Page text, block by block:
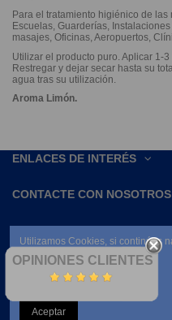
Para el tratamiento higiénico de
Escuelas, Guarderías,
masajes, Oficinas, Aeropuertos,
Utilizar el producto puro. Aplicar 1-
Restregar y dejar secar hasta su
agua tras su utilización.
Aroma Limón.
ENLACES DE INTERÉS
CONTACTE CON NOSOTROS
OPINIONES CLIENTES
NEWSLETTER
Utilizamos Cookies, si continúas
uso.
Leer condiciones
Aceptar